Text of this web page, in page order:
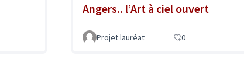
Angers.. l’Art à ciel ouvert
Projet lauréat 0